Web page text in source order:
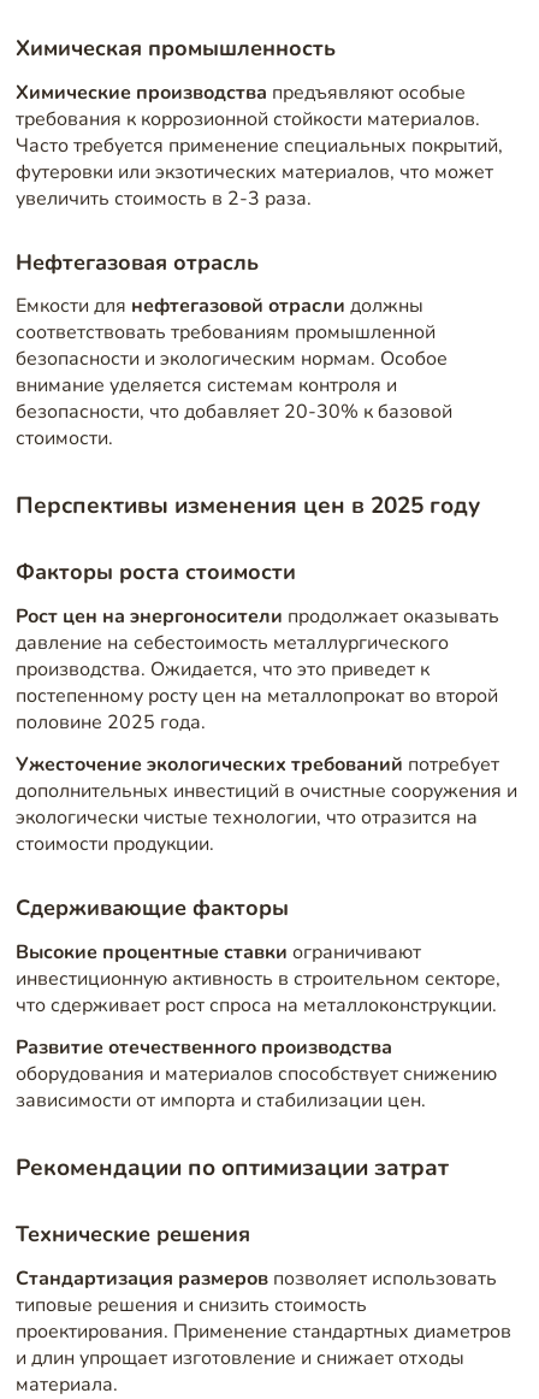
Химическая промышленность
Химические производства предъявляют особые
требования к коррозионной стойкости материалов.
Часто требуется применение специальных покрытий,
футеровки или экзотических материалов, что может
увеличить стоимость в 2-3 раза.
Нефтегазовая отрасль
Емкости для нефтегазовой отрасли должны
соответствовать требованиям промышленной
безопасности и экологическим нормам. Особое
внимание уделяется системам контроля и
безопасности, что добавляет 20-30% к базовой
стоимости.
Перспективы изменения цен в 2025 году
Факторы роста стоимости
Рост цен на энергоносители продолжает оказывать
давление на себестоимость металлургического
производства. Ожидается, что это приведет к
постепенному росту цен на металлопрокат во второй
половине 2025 года.
Ужесточение экологических требований потребует
дополнительных инвестиций в очистные сооружения и
экологически чистые технологии, что отразится на
стоимости продукции.
Сдерживающие факторы
Высокие процентные ставки ограничивают
инвестиционную активность в строительном секторе,
что сдерживает рост спроса на металлоконструкции.
Развитие отечественного производства
оборудования и материалов способствует снижению
зависимости от импорта и стабилизации цен.
Рекомендации по оптимизации затрат
Технические решения
Стандартизация размеровпозволяет использовать
типовые решения и снизить стоимость
проектирования. Применение стандартных диаметров
и длин упрощает изготовление и снижает отходы
материала.